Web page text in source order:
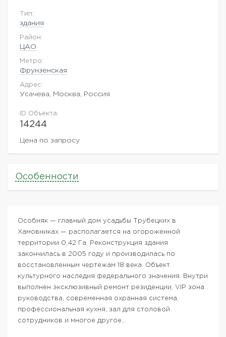
Тип:
здания
Район:
ЦАО
Метро:
Фрунзенская
Адрес:
Усачева, Москва, Россия
ID Объекта:
14244
Цена по запросу
Особенности
Особняк — главный дом усадьбы Трубецких в
Хамовниках — располагается на огороженной
территории 0,42 Га. Реконструкция здания
закончилась в 2005 году и производилась по
восстановленным чертежам 18 века. Объект
культурного наследия федерального значения. Внутри
выполнен эксклюзивный ремонт резиденции, VIP зона
руководства, современная охранная система,
профессиональная кухня, зал для столовой
сотрудников и многое другое…